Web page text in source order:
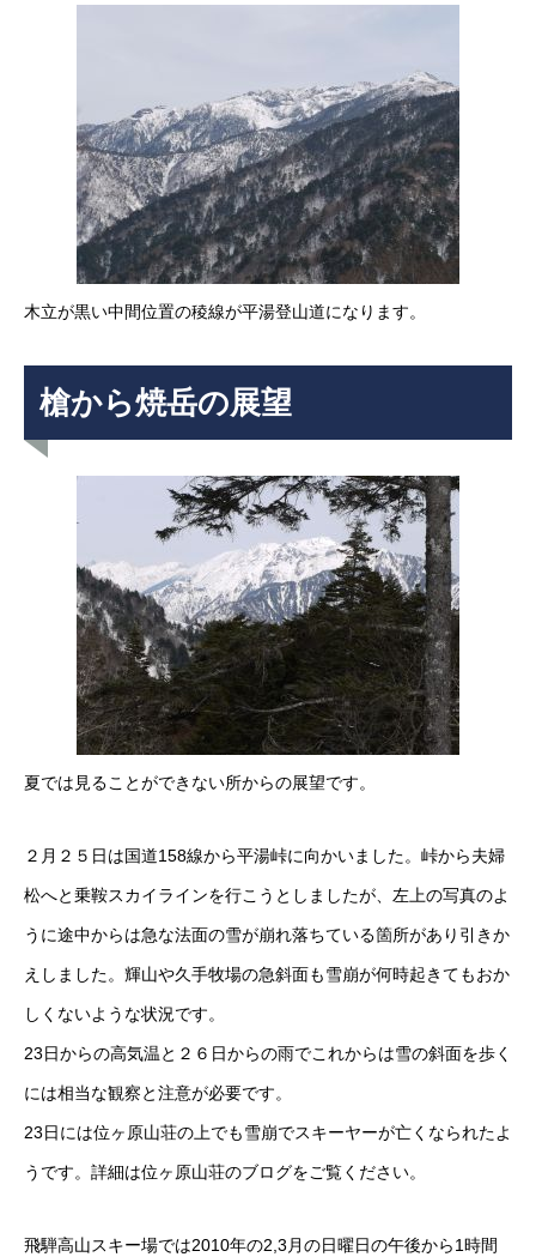
木立が黒い中間位置の稜線が平湯登山道になります。
槍から焼岳の展望
夏では見ることができない所からの展望です。
２月２５日は国道158線から平湯峠に向かいました。峠から夫婦
松へと乗鞍スカイラインを行こうとしましたが、左上の写真のよ
うに途中からは急な法面の雪が崩れ落ちている箇所があり引きか
えしました。輝山や久手牧場の急斜面も雪崩が何時起きてもおか
しくないような状況です。
23日からの高気温と２６日からの雨でこれからは雪の斜面を歩く
には相当な観察と注意が必要です。
23日には位ヶ原山荘の上でも雪崩でスキーヤーが亡くなられたよ
うです。詳細は位ヶ原山荘のブログをご覧ください。
飛騨高山スキー場では2010年の2,3月の日曜日の午後から1時間